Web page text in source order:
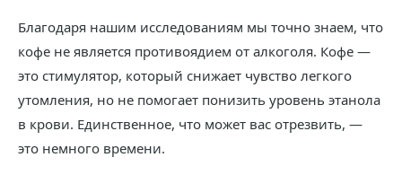
Благодаря нашим исследованиям мы точно знаем, что
кофе не является противоядием от алкоголя. Кофе —
это стимулятор, который снижает чувство легкого
утомления, но не помогает понизить уровень этанола
в крови. Единственное, что может вас отрезвить, —
это немного времени.